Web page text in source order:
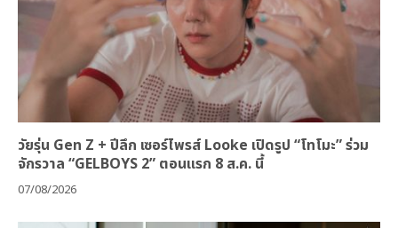
วัยรุ่น Gen Z + ปีลึก เซอร์ไพรส์ Looke เปิดรูป “โทโมะ” ร่วม
จักรวาล “GELBOYS 2” ตอนแรก 8 ส.ค. นี้
07/08/2026